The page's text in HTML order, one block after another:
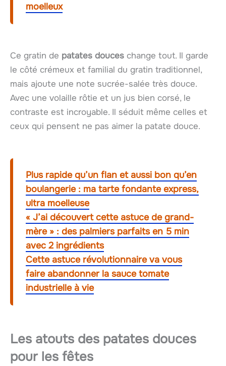
moelleux
Ce gratin de patates douces change tout. Il garde
le côté crémeux et familial du gratin traditionnel,
mais ajoute une note sucrée-salée très douce.
Avec une volaille rôtie et un jus bien corsé, le
contraste est incroyable. Il séduit même celles et
ceux qui pensent ne pas aimer la patate douce.
Plus rapide qu’un flan et aussi bon qu’en
boulangerie : ma tarte fondante express,
ultra moelleuse
« J’ai découvert cette astuce de grand-
mère » : des palmiers parfaits en 5 min
avec 2 ingrédients
Cette astuce révolutionnaire va vous
faire abandonner la sauce tomate
industrielle à vie
Les atouts des patates douces
pour les fêtes